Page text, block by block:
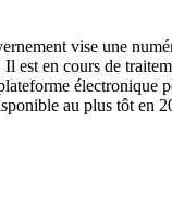
vise une
Il est en cours de
électronique
au plus tôt en